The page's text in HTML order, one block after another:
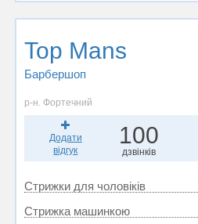
Top Mans
Барбершоп
р-н. Фортечний
Додати
відгук
100
дзвінків
Стрижки для чоловіків
Стрижка машинкою